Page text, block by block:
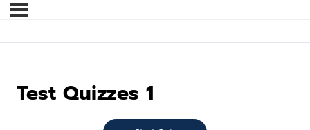
Test Quizzes 1